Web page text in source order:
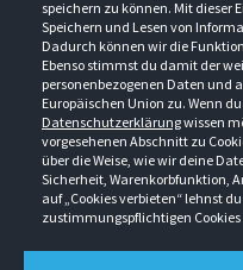
speichern zu können. Mit dieser
Speichern und Lesen von
Dadurch können wir die
Ebenso stimmst du damit der
personenbezogenen Daten und
Europäischen Union zu. Wenn
Datenschutzerklärungwissen
vorgesehenen Abschnitt zu
über die Weise, wie wir deine
Sicherheit, Warenkorbfunktion,
auf „Cookies verbieten“ lehnst
zustimmungspflichtigen Cookies
Newsletter
Events
Downloads
Kataloge
Anfahrt
Ansprechpartner
Außendienstbesuch
Jobs & Ausbildung
Retouren/Reklamationen
Gröner-Schulze GmbH
Sarirstraße 5
12529 Schönefeld
Berlin-Schönefeld: +49 30 68
Saerbeck: +49 2574 88750-0
Weißenhorn: +49 731 3982-0
info@groener-schulze.com
ÖFFNUNGSZEITEN
Montag - Donnerstag
9:00 -
Freitag
9:00 -
FOLGE UNS
AGB